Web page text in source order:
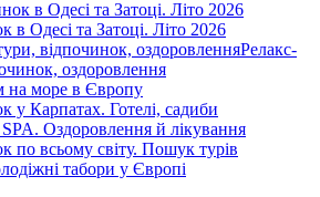
в Одесі та Затоці. Літо 2026
Релакс-
оздоровлення
на море в Європу
у Карпатах. Готелі, садиби
SPA. Оздоровлення й лікування
по всьому світу. Пошук турів
табори у Європі